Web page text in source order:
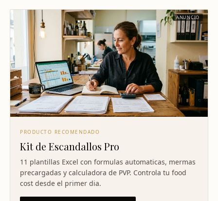
ANUNCIO
PRODUCTO RECOMENDADO
Kit de Escandallos Pro
11 plantillas Excel con formulas automaticas, mermas
precargadas y calculadora de PVP. Controla tu food
cost desde el primer dia.